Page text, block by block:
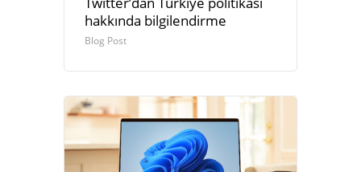
hakkında bilgilendirme
Blog Post